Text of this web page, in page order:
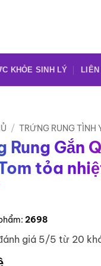
KHỎE SINH LÝ
/ TRỨNG RUNG TÌNH
Rung Gắn
tỏa
2698
giá 5/5 từ 20